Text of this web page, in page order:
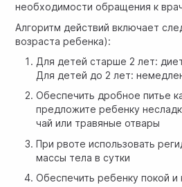
необходимости обращения к
Алгоритм действий включает
возраста ребенка):
Для детей старше 2 лет:
Для детей до 2 лет:
Обеспечить дробное питье
предложите ребенку
чай или травяные отвары
При рвоте использовать
массы тела в сутки
Обеспечить ребенку покой